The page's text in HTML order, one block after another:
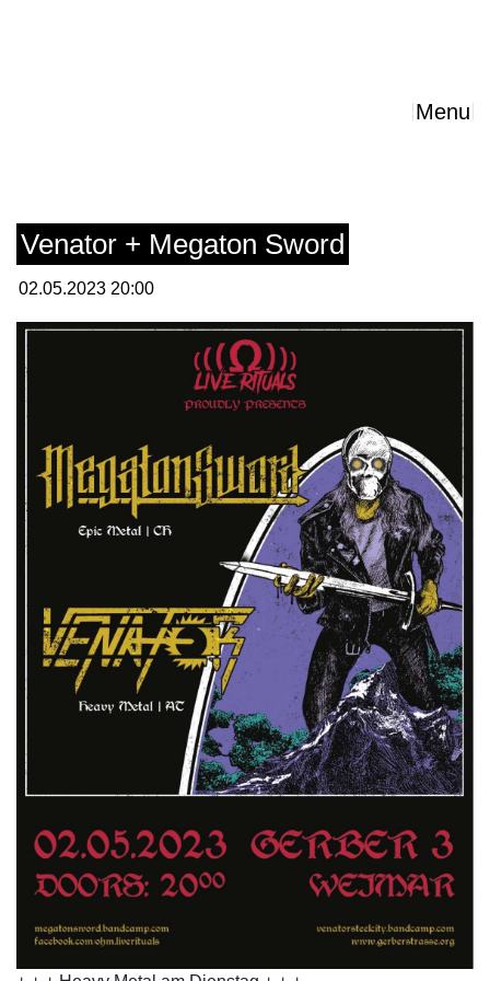
Menu
Venator + Megaton Sword
02.05.2023 20:00